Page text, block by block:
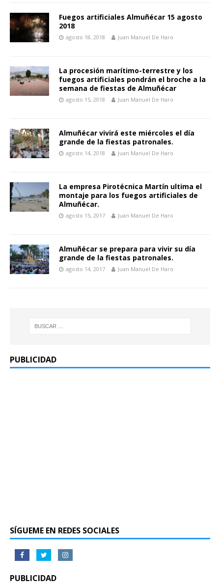
Fuegos artificiales Almuñécar 15 agosto
2018
agosto 18, 2018 Juan Manuel De Haro
La procesión marítimo-terrestre y los
fuegos artificiales pondrán el broche a la
semana de fiestas de Almuñécar
agosto 15, 2018 Juan Manuel De Haro
Almuñécar vivirá este miércoles el día
grande de la fiestas patronales.
agosto 14, 2018 Juan Manuel De Haro
La empresa Pirotécnica Martín ultima el
montaje para los fuegos artificiales de
Almuñécar.
agosto 15, 2017 Juan Manuel De Haro
Almuñécar se prepara para vivir su día
grande de la fiestas patronales.
agosto 14, 2017 Juan Manuel De Haro
PUBLICIDAD
SÍGUEME EN REDES SOCIALES
PUBLICIDAD